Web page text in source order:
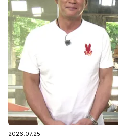
2026.07.25